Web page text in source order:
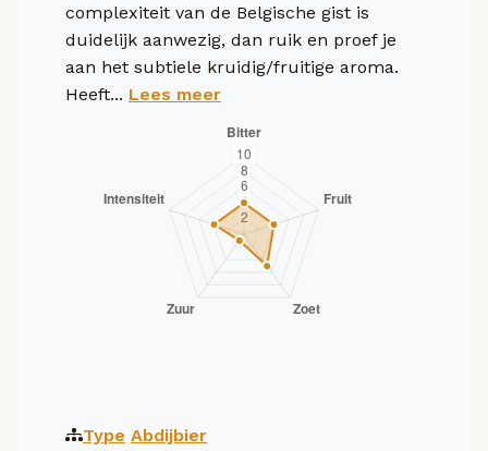
complexiteit van de Belgische gist is
duidelijk aanwezig, dan ruik en proef je
aan het subtiele kruidig/fruitige aroma.
Heeft... Lees meer
Type Abdijbier